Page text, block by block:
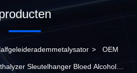
> OEM
Sleutelhanger Bloed Alcohol